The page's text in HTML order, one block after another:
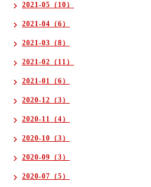
2021-05（10）
2021-04（6）
2021-03（8）
2021-02（11）
2021-01（6）
2020-12（3）
2020-11（4）
2020-10（3）
2020-09（3）
2020-07（5）